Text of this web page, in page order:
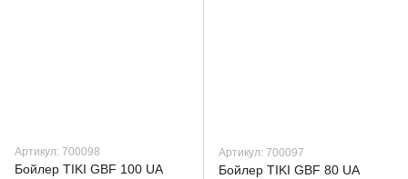
Артикул: 700098
Бойлер TIKI GBF 100 UA
Артикул: 700097
Бойлер TIKI GBF 80 UA